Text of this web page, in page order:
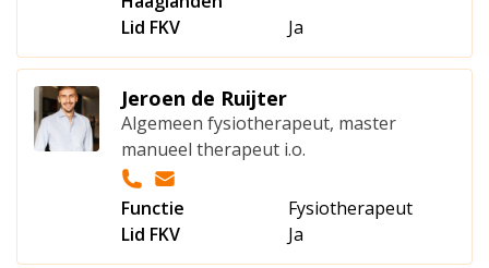
Lid FKV
Ja
Jeroen de Ruijter
Algemeen fysiotherapeut, master
manueel therapeut i.o.
Functie
Fysiotherapeut
Lid FKV
Ja